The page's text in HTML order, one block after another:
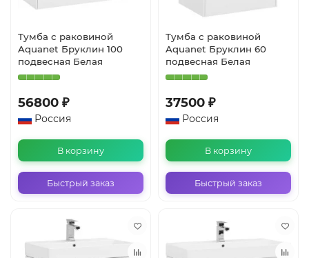
Тумба с раковиной
Aquanet Бруклин 100
подвесная Белая
56800 ₽
Россия
В корзину
Быстрый заказ
Тумба с раковиной
Aquanet Бруклин 60
подвесная Белая
37500 ₽
Россия
В корзину
Быстрый заказ